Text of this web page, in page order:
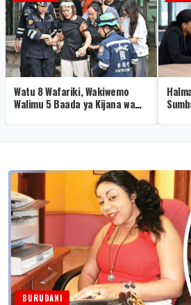
Watu 8 Wafariki, Wakiwemo
Walimu 5 Baada ya Kijana wa
BURUDANI